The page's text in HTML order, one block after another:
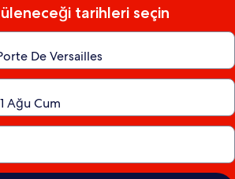
tarihleri seçin